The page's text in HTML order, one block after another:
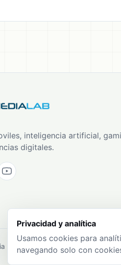
inteligencia artificial,
digitales.
SAS. Todos los derechos
Privacidad y analítica
Usamos cookies para
navegando solo con